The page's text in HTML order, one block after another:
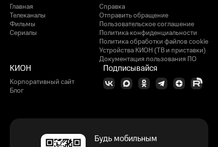
Главная
Телеканалы
Фильмы
Сериалы
Справка
Отправить обращение
Пользовательское соглашение
Политика конфиденциальности
Политика обработки файлов cookie
Устройства КИОН (ТВ и приставки)
Документация пользования ПО
КИОН
Корпоративный сайт
Блог
Подписывайся
Будь мобильным